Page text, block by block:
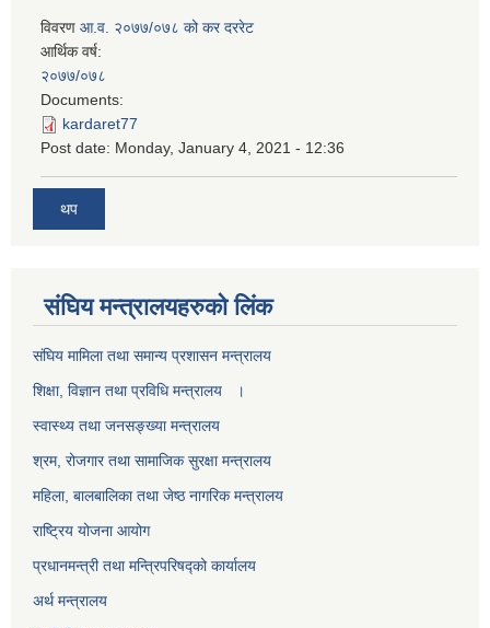
विवरण आ.व. २०७७/०७८ को कर दररेट
आर्थिक वर्ष:
२०७७/०७८
Documents:
kardaret77
Post date: Monday, January 4, 2021 - 12:36
थप
स‌ंघिय मन्त्रालयहरुको लिंक
स‌ंघिय मामिला तथा समान्य प्रशासन मन्त्रालय
शिक्षा, विज्ञान तथा प्रविधि मन्त्रालय ।
स्वास्थ्य तथा जनसङ्ख्या मन्त्रालय
श्रम, रोजगार तथा सामाजिक सुरक्षा मन्त्रालय
महिला, बालबालिका तथा जेष्ठ नागरिक मन्त्रालय
राष्ट्रिय योजना आयोग
प्रधानमन्त्री तथा मन्त्रिपरिषद्को कार्यालय
अर्थ मन्त्रालय